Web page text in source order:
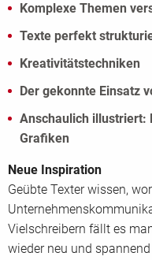
Komplexe Themen
Texte perfekt
Kreativitätstechniken
Der gekonnte Einsatz
Anschaulich illustriert:
Grafiken
Neue Inspiration
Geübte Texter wissen,
Vielschreibern fällt es
wieder neu und